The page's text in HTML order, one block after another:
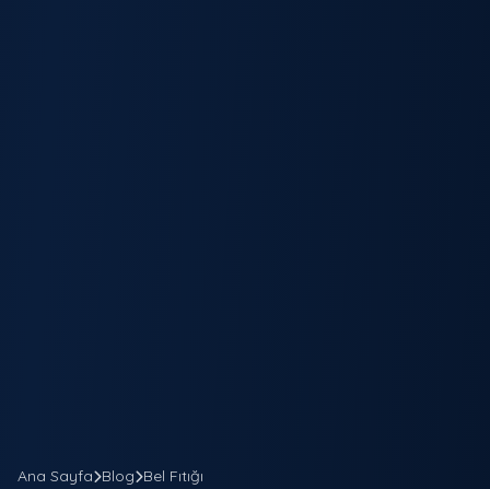
Ana Sayfa Blog Bel Fıtığı